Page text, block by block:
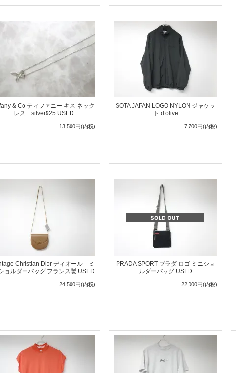
& Co ティファニー キス ネック
レス silver925 USED
13,500円(内税)
SOTA JAPAN LOGO NYLON ジャケッ
ト d.olive
7,700円(内税)
Christian Dior ディオール ミ
ョルダーバッグ フランス製 USED
24,500円(内税)
PRADA SPORT プラダ ロゴ ミニショ
ルダーバッグ USED
22,000円(内税)